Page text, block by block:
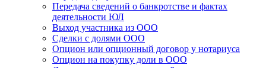
Передача сведений о банкротстве и фактах
деятельности ЮЛ
Выход участника из ООО
Сделки с долями ООО
Опцион или опционный договор у нотариуса
Опцион на покупку доли в ООО